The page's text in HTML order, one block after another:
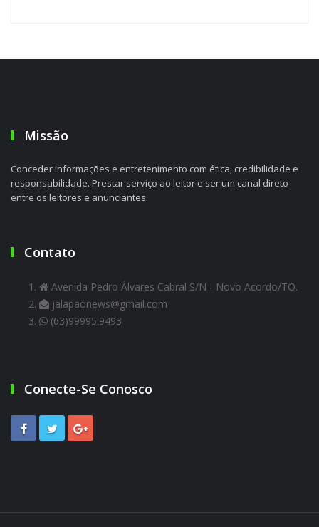
Missão
Conceder informações e entretenimento com ética, credibilidade e
responsabilidade. Prestar serviço ao leitor e ser um canal direto
entre os leitores e anunciantes.
Contato
Avenida Pedro Álvares Cabral S/N - Novo Acordo/TO.
jalapaonews@gmail.com
(63)99995.9493
Conecte-Se Conosco